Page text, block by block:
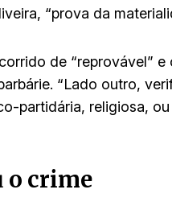
“prova da
de “reprovável”
“Lado outro,
partidária, religiosa,
o crime